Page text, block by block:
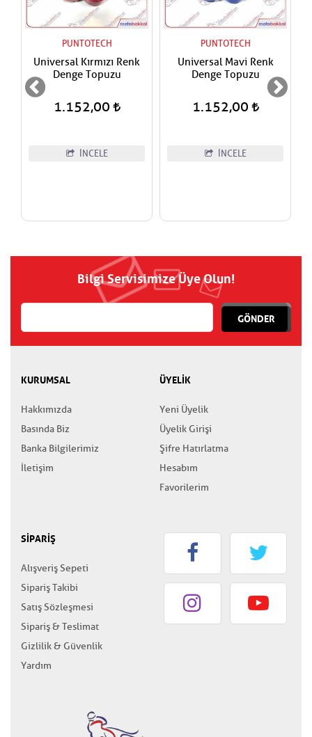
PUNTOTECH
Universal Kırmızı Renk
Denge Topuzu
1.152,00
İNCELE
PUNTOTECH
Universal Mavi Renk
Denge Topuzu
1.152,00
İNCELE
Bilgi Servisimize Üye Olun!
GÖNDER
KURUMSAL
Hakkımızda
Basında Biz
Banka Bilgilerimiz
İletişim
ÜYELİK
Yeni Üyelik
Üyelik Girişi
Şifre Hatırlatma
Hesabım
Favorilerim
SİPARİŞ
Alışveriş Sepeti
Sipariş Takibi
Satış Sözleşmesi
Sipariş & Teslimat
Gizlilik & Güvenlik
Yardım